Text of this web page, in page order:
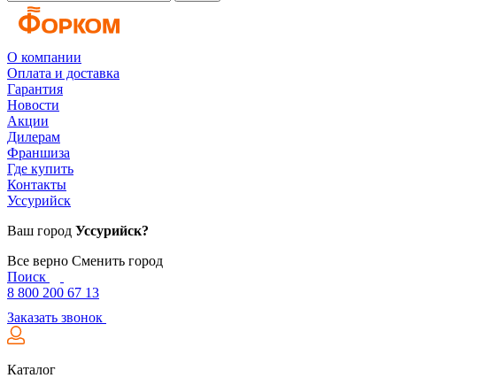
О компании
Оплата и доставка
Гарантия
Новости
Акции
Дилерам
Франшиза
Где купить
Контакты
Уссурийск
Ваш город Уссурийск?
Все верно Сменить город
Поиск
8 800 200 67 13
Заказать звонок
Каталог